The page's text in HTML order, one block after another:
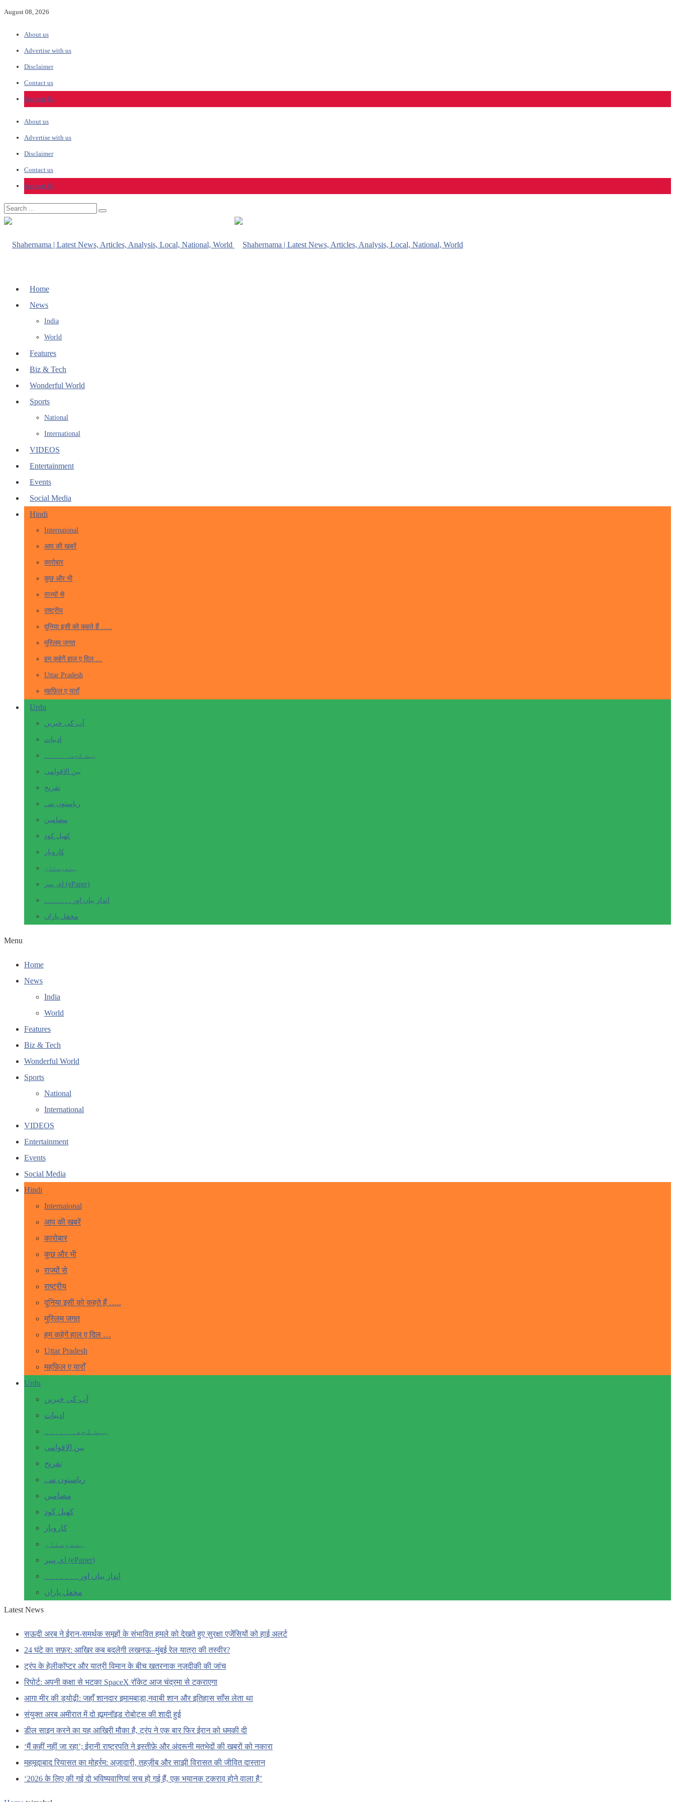
August 08, 2026
About us
Advertise with us
Disclaimer
Contact us
Support Us
About us
Advertise with us
Disclaimer
Contact us
Support Us
Home
News
India
World
Features
Biz & Tech
Wonderful World
Sports
National
International
VIDEOS
Entertainment
Events
Social Media
Hindi
Internaional
आप की खबरें
कारोबार
कुछ और भी
राज्यों से
राष्ट्रीय
दुनिया इसी को कहते हैं …..
मुस्लिम जगत
हम कहेगें हाल ए दिल …
Uttar Pradesh
महफ़िल ए याराँ
Urdu
آپ کی خبریں
ادبیات
بہت کچھ۔ ۔۔۔۔۔
بین الاقوامی
تفریح
ریاستوں سے
مضامین
کھیل کود
کاروبار
ہندوستان
ای پیپر (ePaper)
انداز بیاں اور۔۔۔۔۔۔۔
محفل یاراں
Menu
Home
News
India
World
Features
Biz & Tech
Wonderful World
Sports
National
International
VIDEOS
Entertainment
Events
Social Media
Hindi
Internaional
आप की खबरें
कारोबार
कुछ और भी
राज्यों से
राष्ट्रीय
दुनिया इसी को कहते हैं …..
मुस्लिम जगत
हम कहेगें हाल ए दिल …
Uttar Pradesh
महफ़िल ए याराँ
Urdu
آپ کی خبریں
ادبیات
بہت کچھ۔ ۔۔۔۔۔
بین الاقوامی
تفریح
ریاستوں سے
مضامین
کھیل کود
کاروبار
ہندوستان
ای پیپر (ePaper)
انداز بیاں اور۔۔۔۔۔۔۔
محفل یاراں
Latest News
सऊदी अरब ने ईरान-समर्थक समूहों के संभावित हमले को देखते हुए सुरक्षा एजेंसियों को हाई अलर्ट
24 घंटे का सफ़र: आखिर कब बदलेगी लखनऊ–मुंबई रेल यात्रा की तस्वीर?
ट्रंप के हेलीकॉप्टर और यात्री विमान के बीच खतरनाक नज़दीकी की जांच
रिपोर्ट: अपनी कक्षा से भटका SpaceX रॉकेट आज चंद्रमा से टकराएगा
आग़ा मीर की ड्योढ़ी: जहाँ शानदार इमामबाड़ा,नवाबी शान और इतिहास साँस लेता था
संयुक्त अरब अमीरात में दो ह्यूमनॉइड रोबोट्स की शादी हुई
डील साइन करने का यह आखिरी मौका है, ट्रंप ने एक बार फिर ईरान को धमकी दी
‘मैं कहीं नहीं जा रहा’; ईरानी राष्ट्रपति ने इस्तीफ़े और अंदरूनी मतभेदों की खबरों को नकारा
महमूदाबाद रियासत का मोहर्रम: अज़ादारी, तहज़ीब और साझी विरासत की जीवित दास्तान
‘2026 के लिए की गई दो भविष्यवाणियां सच हो गई हैं, एक भयानक टकराव होने वाला है’